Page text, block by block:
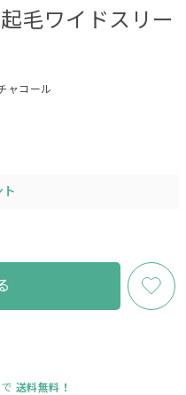
毛ワイドスリー
ャコール
送料無料！